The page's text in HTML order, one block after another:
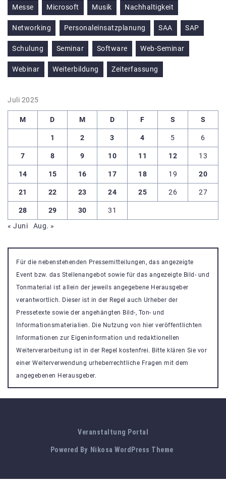
Messe Microsoft Musik Nachhaltigkeit
Networking Personaleinsatzplanung SAA SAP
Schulung Seminar Software Web-Seminar
Webinar Weiterbildung Zeiterfassung
Juli 2025
M D M D F S S
1 2 3 4 5 6
7 8 9 10 11 12 13
14 15 16 17 18 19 20
21 22 23 24 25 26 27
28 29 30
31
« Juni
Aug. »
Für die nebenstehenden Pressemitteilungen, das angezeigte
Event bzw. das Stellenangebot sowie für das angezeigte Bild- und
Tonmaterial ist allein der jeweils angegebene Herausgeber
verantwortlich. Dieser ist in der Regel auch Urheber der
Pressetexte sowie der angehängten Bild-, Ton- und
Informationsmaterialien. Die Nutzung von hier veröffentlichten
Informationen zur Eigeninformation und redaktionellen
Weiterverarbeitung ist in der Regel kostenfrei. Bitte klären Sie vor
einer Weiterverwendung urheberrechtliche Fragen mit dem
angegebenen Herausgeber.
Veranstaltung Portal
Powered By Nikosa WordPress Theme